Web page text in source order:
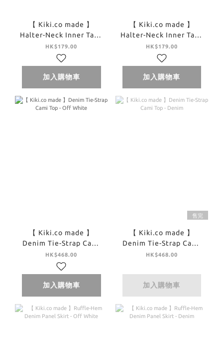
【 Kiki.co made 】
Halter-Neck Inner Tank
Top - Yellow
HK$179.00
加入購物車
【 Kiki.co made 】
Halter-Neck Inner Tank
Top - Brown
HK$179.00
加入購物車
【 Kiki.co made 】
Denim Tie-Strap Cami
Top - Off White
HK$468.00
加入購物車
售完
【 Kiki.co made 】
Denim Tie-Strap Cami
Top - Denim
HK$468.00
加入購物車